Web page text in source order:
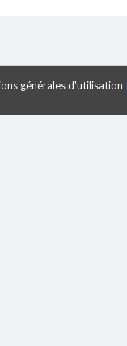
générales d'utilisation